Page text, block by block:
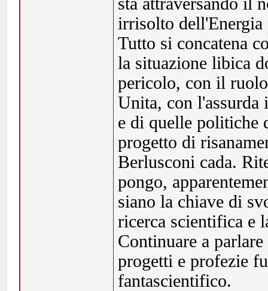
irrisolto
Tutto si concatena
la situazione libica
pericolo, con il
Unita, con
e di quelle politiche
progetto di
Berlusconi cada.
pongo,
siano la chiave di
ricerca scientifica e
Continuare a
progetti e profezie
fantascientifico.